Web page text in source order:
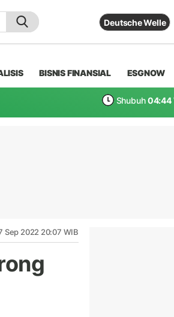
Deutsche Welle
BISNIS FINANSIAL ESGNOW
Shubuh 04:44
Sep 2022 20:07 WIB